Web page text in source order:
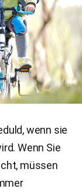
wenn sie
Wenn Sie
müssen